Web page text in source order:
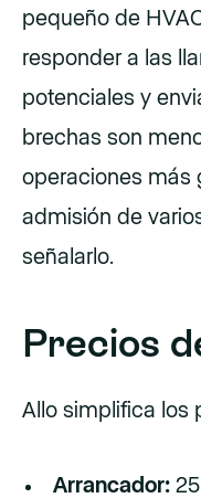
pequeño de
responder a las
potenciales y
brechas son
operaciones más
admisión de
señalarlo.
Precios
Allo simplifica los
Arrancador: